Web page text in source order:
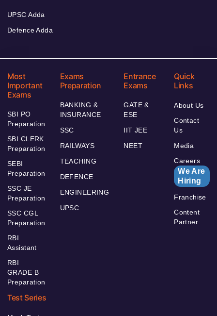
UPSC Adda
Defence Adda
Most
Important
Exams
SBI PO
Preparation
SBI CLERK
Preparation
SEBI
Preparation
SSC JE
Preparation
SSC CGL
Preparation
RBI
Assistant
RBI
GRADE B
Preparation
Exams
Preparation
BANKING &
INSURANCE
SSC
RAILWAYS
TEACHING
DEFENCE
ENGINEERING
UPSC
Entrance
Exams
GATE &
ESE
IIT JEE
NEET
Quick
Links
About Us
Contact
Us
Media
Careers
We Are
Hiring
Franchise
Content
Partner
Test Series